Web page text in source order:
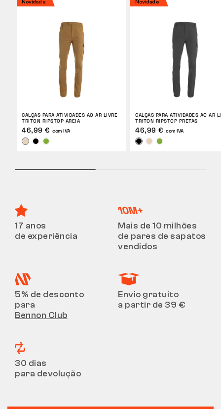
Novidade
CALÇAS PARA ATIVIDADES AO AR LIVRE
TRITON RIPSTOP AREIA
46,99 € com IVA
Novidade
CALÇAS PARA ATIVIDADES AO AR
TRITON RIPSTOP PRETAS
46,99 € com IVA
17 anos
de experiência
Mais de 10 milhões
de pares de sapatos
vendidos
5% de desconto
para
Bennon Club
Envio gratuito
a partir de 39 €
30 dias
para devolução